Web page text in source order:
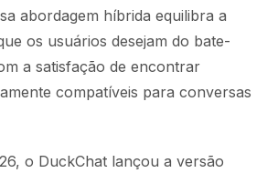
abordagem híbrida equilibra a
os usuários desejam do bate-
a satisfação de encontrar
compatíveis para conversas
o DuckChat lançou a versão